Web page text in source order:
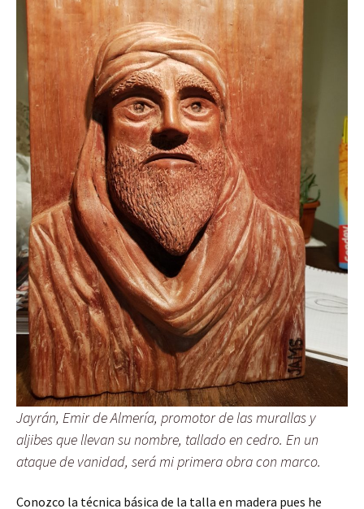
Jayrán, Emir de Almería, promotor de las murallas y
aljibes que llevan su nombre, tallado en cedro. En un
ataque de vanidad, será mi primera obra con marco.
Conozco la técnica básica de la talla en madera pues he